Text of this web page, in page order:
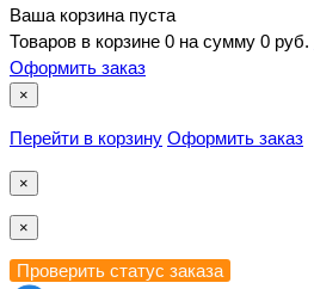
Ваша корзина пуста
Товаров в корзине 0 на сумму 0 руб.
Оформить заказ
×
Перейти в корзину Оформить заказ
×
×